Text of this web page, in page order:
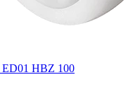
ED01 HBZ 100